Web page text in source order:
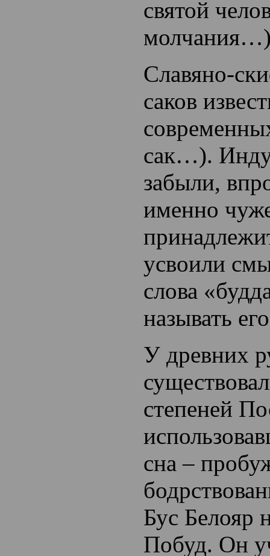
святой
Славяно-
саков
сак…).
забыли,
именно
усвоили
слова
называть
У древних
степеней
сна –
Бус Белояр
Побуд. Он